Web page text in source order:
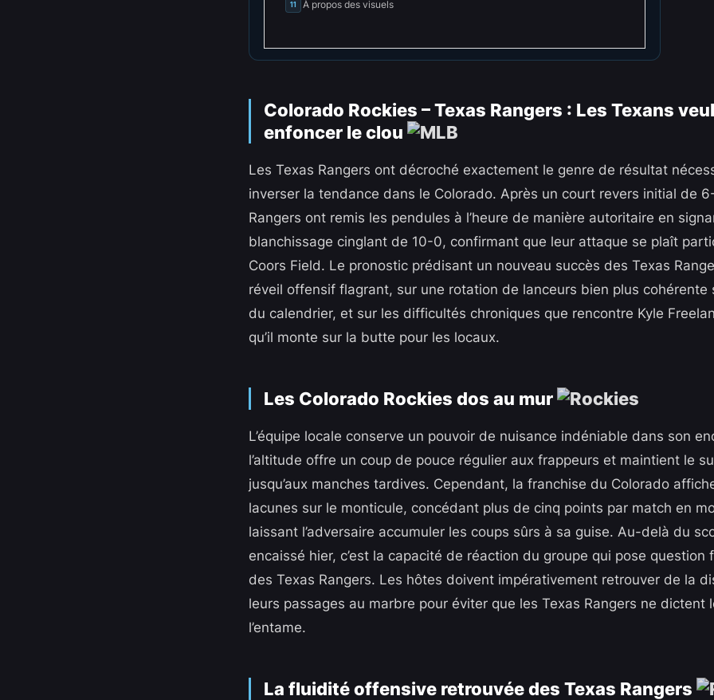
11 À propos des visuels
Colorado Rockies – Texas Rangers : Les Texans
enfoncer le clou
Les Texas Rangers ont décroché exactement le genre de résultat
inverser la tendance dans le Colorado. Après un court revers initial de
Rangers ont remis les pendules à l’heure de manière autoritaire en
blanchissage cinglant de 10-0, confirmant que leur attaque se plaît
Coors Field. Le pronostic prédisant un nouveau succès des Texas
réveil offensif flagrant, sur une rotation de lanceurs bien plus cohérente
du calendrier, et sur les difficultés chroniques que rencontre Kyle
qu’il monte sur la butte pour les locaux.
Les Colorado Rockies dos au mur
L’équipe locale conserve un pouvoir de nuisance indéniable dans son
l’altitude offre un coup de pouce régulier aux frappeurs et maintient le
jusqu’aux manches tardives. Cependant, la franchise du Colorado
lacunes sur le monticule, concédant plus de cinq points par match en
laissant l’adversaire accumuler les coups sûrs à sa guise. Au-delà du
encaissé hier, c’est la capacité de réaction du groupe qui pose question
des Texas Rangers. Les hôtes doivent impérativement retrouver de la
leurs passages au marbre pour éviter que les Texas Rangers ne dictent
l’entame.
La fluidité offensive retrouvée des Texas Rangers